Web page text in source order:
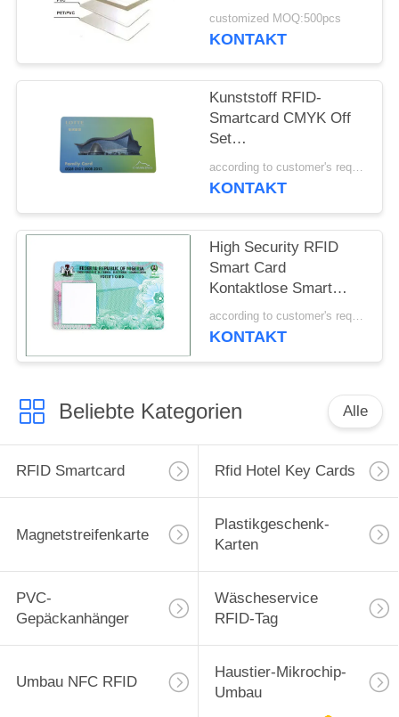
Smartcard
customized MOQ:500pcs
KONTAKT
Kunststoff RFID-
Smartcard CMYK Off
Set
ISO-Standard
according to customer's requirements MOQ:500pcs
KONTAKT
High Security RFID
Smart Card
Kontaktlose Smart
Card mit einer Dicke
von 0,88 mm
according to customer's requirements MOQ:500pcs
KONTAKT
Beliebte Kategorien Alle
RFID Smartcard Rfid Hotel Key Cards
Magnetstreifenkarte
Plastikgeschenk-
Karten
PVC-
Gepäckanhänger
Wäscheservice
RFID-Tag
Umbau NFC RFID
Haustier-Mikrochip-
Umbau